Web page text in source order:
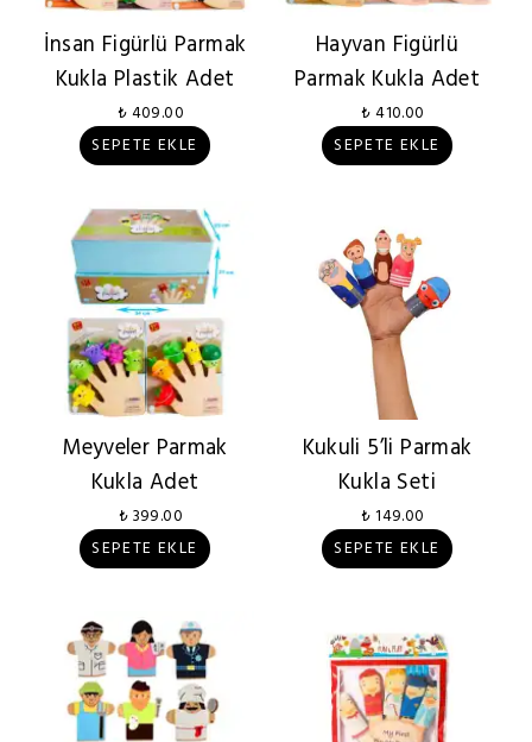
İnsan Figürlü Parmak
Kukla Plastik Adet
₺ 409.00
SEPETE EKLE
Hayvan Figürlü
Parmak Kukla Adet
₺ 410.00
SEPETE EKLE
Meyveler Parmak
Kukla Adet
₺ 399.00
SEPETE EKLE
Kukuli 5’li Parmak
Kukla Seti
₺ 149.00
SEPETE EKLE